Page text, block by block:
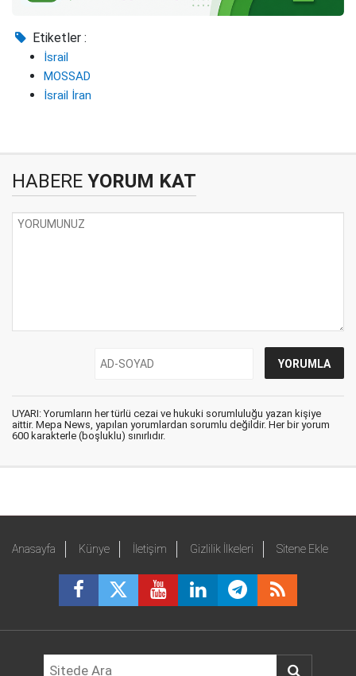
Etiketler :
İsrail
MOSSAD
İsrail İran
HABERE YORUM KAT
UYARI: Yorumların her türlü cezai ve hukuki sorumluluğu yazan kişiye
aittir. Mepa News, yapılan yorumlardan sorumlu değildir. Her bir yorum
600 karakterle (boşluklu) sınırlıdır.
Anasayfa Künye İletişim Gizlilik İlkeleri Sitene Ekle